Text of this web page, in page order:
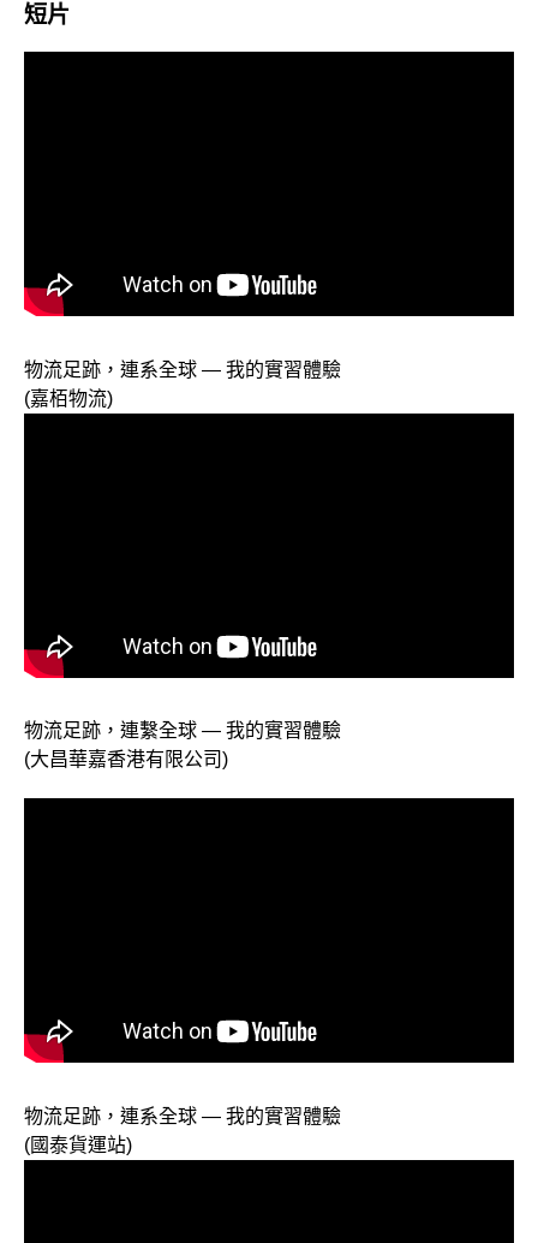
短片
物流足跡，連系全球 — 我的實習體驗
(嘉栢物流)
物流足跡，連繫全球 — 我的實習體驗
(大昌華嘉香港有限公司)
物流足跡，連系全球 — 我的實習體驗
(國泰貨運站)